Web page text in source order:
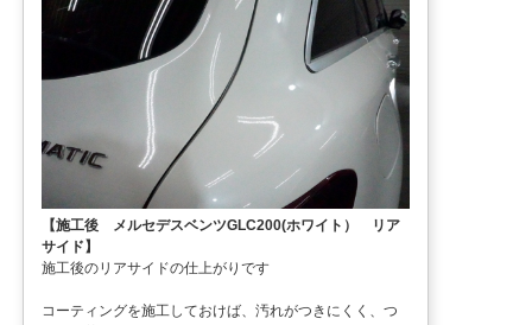
【施工後 メルセデスベンツGLC200(ホワイト） リア
サイド】
施工後のリアサイドの仕上がりです
コーティングを施工しておけば、汚れがつきにくく、つ